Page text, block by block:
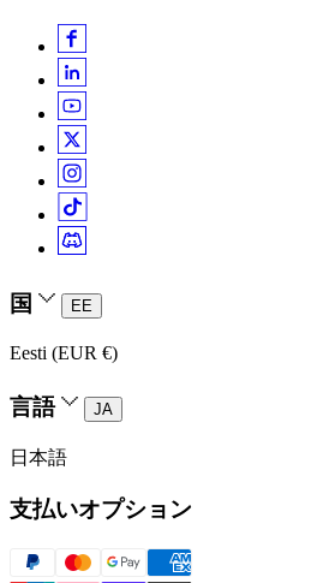
国 EE
Eesti (EUR €)
言語 JA
日本語
支払いオプション